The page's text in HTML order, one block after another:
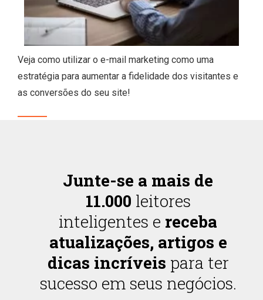
Veja como utilizar o e-mail marketing como uma
estratégia para aumentar a fidelidade dos visitantes e
as conversões do seu site!
Junte-se a mais de
11.000 leitores
inteligentes e receba
atualizações, artigos e
dicas incríveis para ter
sucesso em seus negócios.